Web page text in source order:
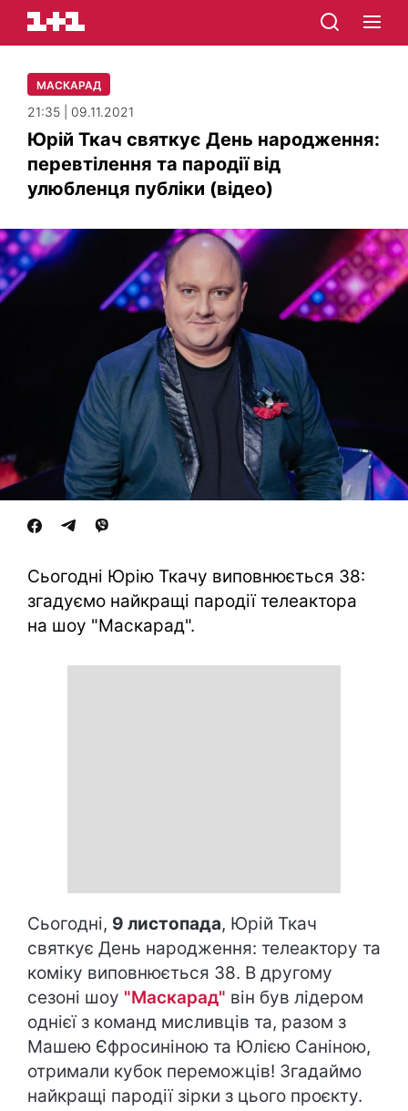
МАСКАРАД
21:35 | 09.11.2021
Юрій Ткач святкує День народження:
перевтілення та пародії від
улюбленця публіки (відео)
Сьогодні Юрію Ткачу виповнюється 38:
згадуємо найкращі пародії телеактора
на шоу "Маскарад".
Сьогодні, 9 листопада, Юрій Ткач
святкує День народження: телеактору та
коміку виповнюється 38. В другому
сезоні шоу "Маскарад" він був лідером
однієї з команд мисливців та, разом з
Машею Єфросиніною та Юлією Саніною,
отримали кубок переможців! Згадаймо
найкращі пародії зірки з цього проєкту.